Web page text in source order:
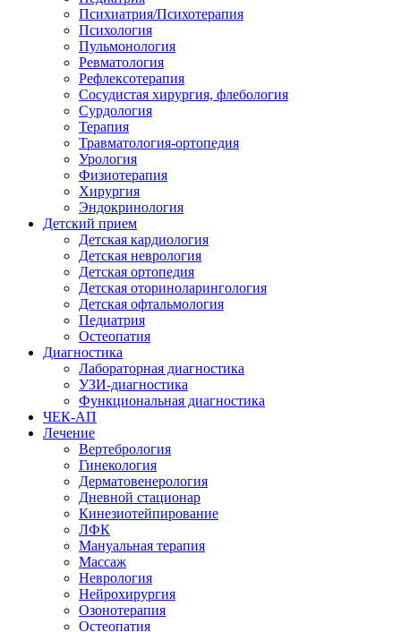
Психиатрия/Психотерапия
Психология
Пульмонология
Ревматология
Рефлексотерапия
Сосудистая хирургия, флебология
Сурдология
Терапия
Травматология-ортопедия
Урология
Физиотерапия
Хирургия
Эндокринология
Детский прием
Детская кардиология
Детская неврология
Детская ортопедия
Детская оториноларингология
Детская офтальмология
Педиатрия
Остеопатия
Диагностика
Лабораторная диагностика
УЗИ-диагностика
Функциональная диагностика
ЧЕК-АП
Лечение
Вертебрология
Гинекология
Дерматовенерология
Дневной стационар
Кинезиотейпирование
ЛФК
Мануальная терапия
Массаж
Неврология
Нейрохирургия
Озонотерапия
Остеопатия